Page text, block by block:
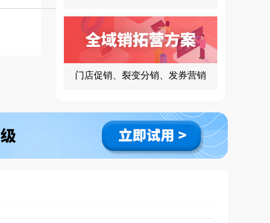
门店促销、裂变分销、发券营销